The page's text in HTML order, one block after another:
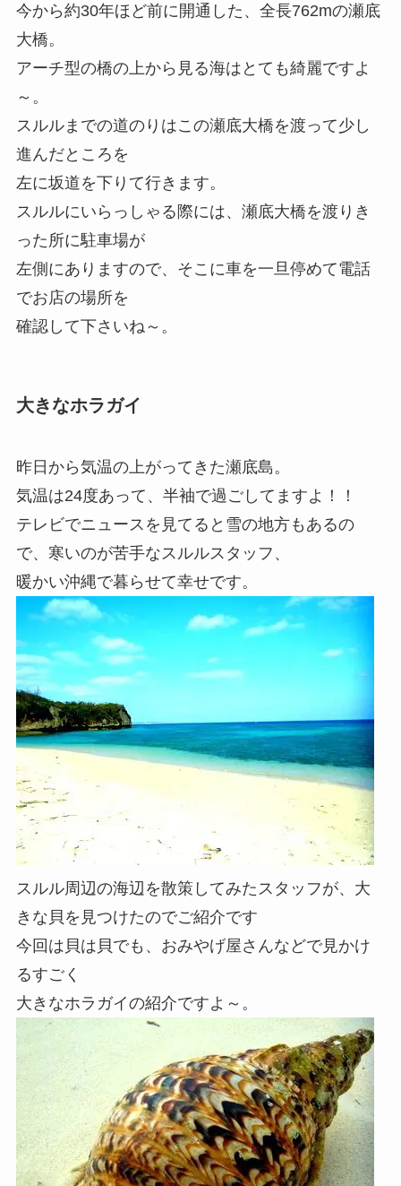
今から約30年ほど前に開通した、全長762mの瀬底
大橋。
アーチ型の橋の上から見る海はとても綺麗ですよ
～。
スルルまでの道のりはこの瀬底大橋を渡って少し
進んだところを
左に坂道を下りて行きます。
スルルにいらっしゃる際には、瀬底大橋を渡りき
った所に駐車場が
左側にありますので、そこに車を一旦停めて電話
でお店の場所を
確認して下さいね～。
大きなホラガイ
昨日から気温の上がってきた瀬底島。
気温は24度あって、半袖で過ごしてますよ！！
テレビでニュースを見てると雪の地方もあるの
で、寒いのが苦手なスルルスタッフ、
暖かい沖縄で暮らせて幸せです。
スルル周辺の海辺を散策してみたスタッフが、大
きな貝を見つけたのでご紹介です
今回は貝は貝でも、おみやげ屋さんなどで見かけ
るすごく
大きなホラガイの紹介ですよ～。